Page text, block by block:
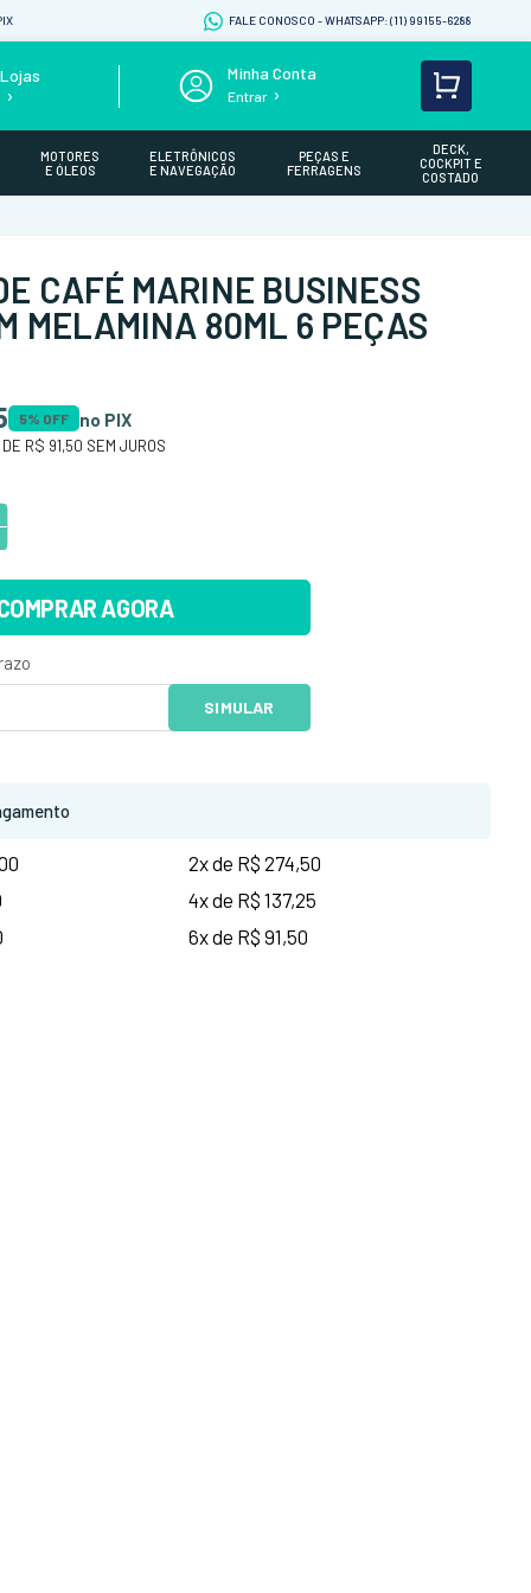
FALE CONOSCO - WHATSAPP: (11) 99155-6288
Entrar
MOTORES
E ÓLEOS
ELETRÔNICOS
E NAVEGAÇÃO
PEÇAS E
FERRAGENS
DECK,
COCKPIT E
COSTADO
CAFÉ MARINE BUSINESS
MELAMINA 80ML 6 PEÇAS
5% OFF no PIX
R$ 91,50 SEM JUROS
AGORA
2x de R$ 274,50
4x de R$ 137,25
6x de R$ 91,50